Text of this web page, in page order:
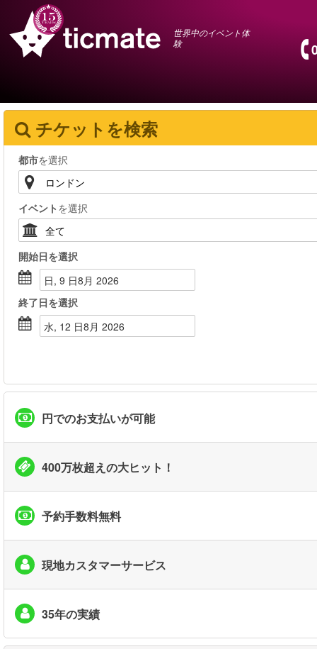
世界中のイベント体
験
チケットを検索
都市を選択
イベント を選択
開始日を選択
日, 9 日8月 2026
終了日を選択
水, 12 日8月 2026
円でのお支払いが可能
400万枚超えの大ヒット！
予約手数料無料
現地カスタマーサービス
35年の実績